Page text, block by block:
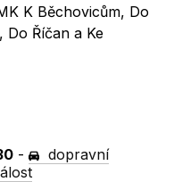
K Běchovicům, Do
Do Říčan a Ke
-
dopravní